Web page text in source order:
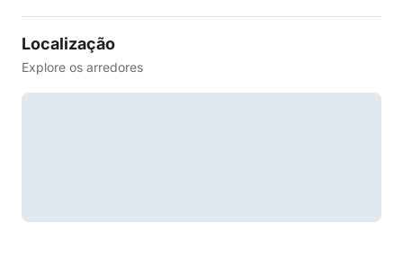
Localização
Explore os arredores